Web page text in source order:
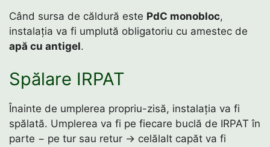
Când sursa de căldură este PdC monobloc,
instalația va fi umplută obligatoriu cu amestec de
apă cu antigel.
Spălare IRPAT
Înainte de umplerea propriu-zisă, instalația va fi
spălată. Umplerea va fi pe fiecare buclă de IRPAT în
parte − pe tur sau retur → celălalt capăt va fi